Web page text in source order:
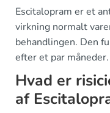
Escitalopram er et
virkning normalt
behandlingen. Den
efter et par måneder.
Hvad er
af